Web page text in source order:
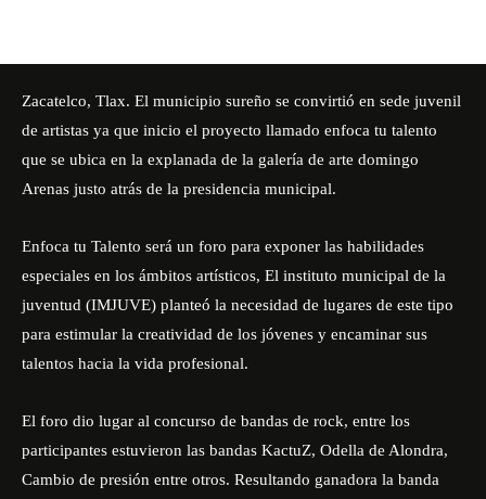
Zacatelco, Tlax. El municipio sureño se convirtió en sede juvenil
de artistas ya que inicio el proyecto llamado enfoca tu talento
que se ubica en la explanada de la galería de arte domingo
Arenas justo atrás de la presidencia municipal.
Enfoca tu Talento será un foro para exponer las habilidades
especiales en los ámbitos artísticos, El instituto municipal de la
juventud (IMJUVE) planteó la necesidad de lugares de este tipo
para estimular la creatividad de los jóvenes y encaminar sus
talentos hacia la vida profesional.
El foro dio lugar al concurso de bandas de rock, entre los
participantes estuvieron las bandas KactuZ, Odella de Alondra,
Cambio de presión entre otros. Resultando ganadora la banda